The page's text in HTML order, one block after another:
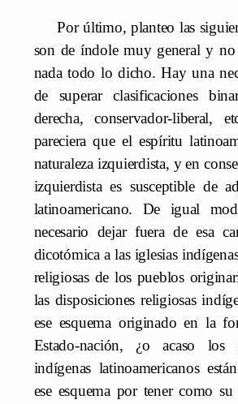
Por último, planteo las
son de índole muy general y no
nada todo lo dicho. Hay una
de superar clasificaciones
derecha, conservador-liberal,
pareciera que el espíritu
naturaleza izquierdista, y en
izquierdista es susceptible de
latinoamericano. De igual
necesario dejar fuera de esa
dicotómica a las iglesias
religiosas de los pueblos
las disposiciones religiosas
ese esquema originado en la
Estado-nación, ¿o acaso los
indígenas latinoamericanos
ese esquema por tener como